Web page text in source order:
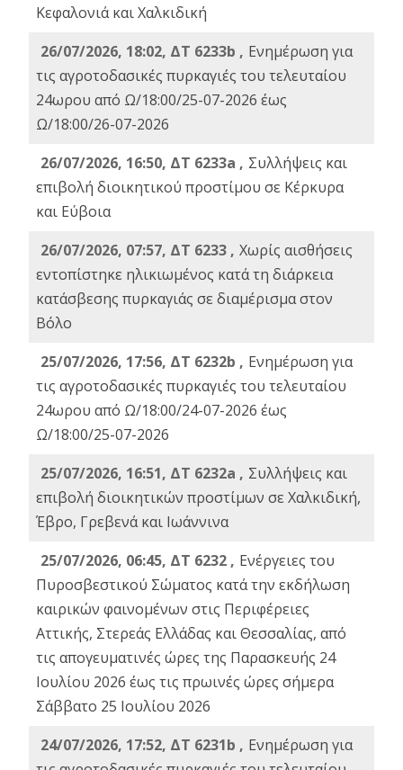
Κεφαλονιά και Χαλκιδική
26/07/2026, 18:02, ΔΤ 6233b , Ενημέρωση για
τις αγροτοδασικές πυρκαγιές του τελευταίου
24ωρου από Ω/18:00/25-07-2026 έως
Ω/18:00/26-07-2026
26/07/2026, 16:50, ΔΤ 6233a , Συλλήψεις και
επιβολή διοικητικού προστίμου σε Κέρκυρα
και Εύβοια
26/07/2026, 07:57, ΔΤ 6233 , Χωρίς αισθήσεις
εντοπίστηκε ηλικιωμένος κατά τη διάρκεια
κατάσβεσης πυρκαγιάς σε διαμέρισμα στον
Βόλο
25/07/2026, 17:56, ΔΤ 6232b , Ενημέρωση για
τις αγροτοδασικές πυρκαγιές του τελευταίου
24ωρου από Ω/18:00/24-07-2026 έως
Ω/18:00/25-07-2026
25/07/2026, 16:51, ΔΤ 6232a , Συλλήψεις και
επιβολή διοικητικών προστίμων σε Χαλκιδική,
Έβρο, Γρεβενά και Ιωάννινα
25/07/2026, 06:45, ΔΤ 6232 , Ενέργειες του
Πυροσβεστικού Σώματος κατά την εκδήλωση
καιρικών φαινομένων στις Περιφέρειες
Αττικής, Στερεάς Ελλάδας και Θεσσαλίας, από
τις απογευματινές ώρες της Παρασκευής 24
Ιουλίου 2026 έως τις πρωινές ώρες σήμερα
Σάββατο 25 Ιουλίου 2026
24/07/2026, 17:52, ΔΤ 6231b , Ενημέρωση για